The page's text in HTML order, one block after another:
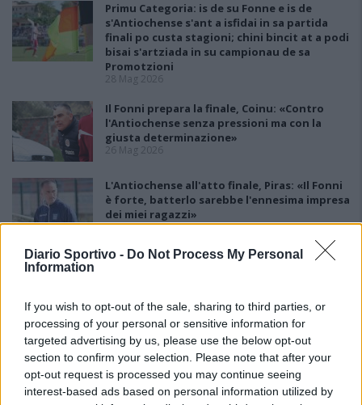
Diario Sportivo - Do Not Process My Personal
Information
If you wish to opt-out of the sale, sharing to third parties, or
processing of your personal or sensitive information for
targeted advertising by us, please use the below opt-out
section to confirm your selection. Please note that after your
opt-out request is processed you may continue seeing
interest-based ads based on personal information utilized by
Primu Categoria: is de su Fonne e is de
s'Antiochense s'ant a isfidai in sa partida
finali po custa stagioni; chini bincit at a podi
bisai s'artziada in su campionau de sa
Promotzioni
28 Mag 2026
Il Fonni prepara la finale, Coinu: «Contro
l'Antiochense senza pressioni ma con la
giusta determinazione»
26 Mag 2026
L'Antiochense all'atto finale, Piras: «Il Fonni
è forte, batterlo sarebbe l'ennesima impresa
dei miei ragazzi»
26 Mag 2026
Playout: Sestu, Santa Giusta, Silanus e
25 Mag 2026